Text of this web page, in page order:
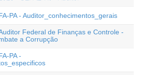
PA - Auditor_conhecimentos_gerais
Federal de Finanças e Controle -
a Corrupção
PA -